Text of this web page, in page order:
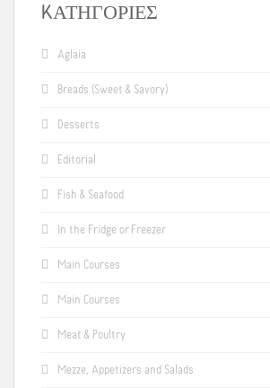
KΑΤΗΓΟΡΊΕΣ
Aglaia
Breads (Sweet & Savory)
Desserts
Editorial
Fish & Seafood
In the Fridge or Freezer
Main Courses
Main Courses
Meat & Poultry
Mezze, Appetizers and Salads